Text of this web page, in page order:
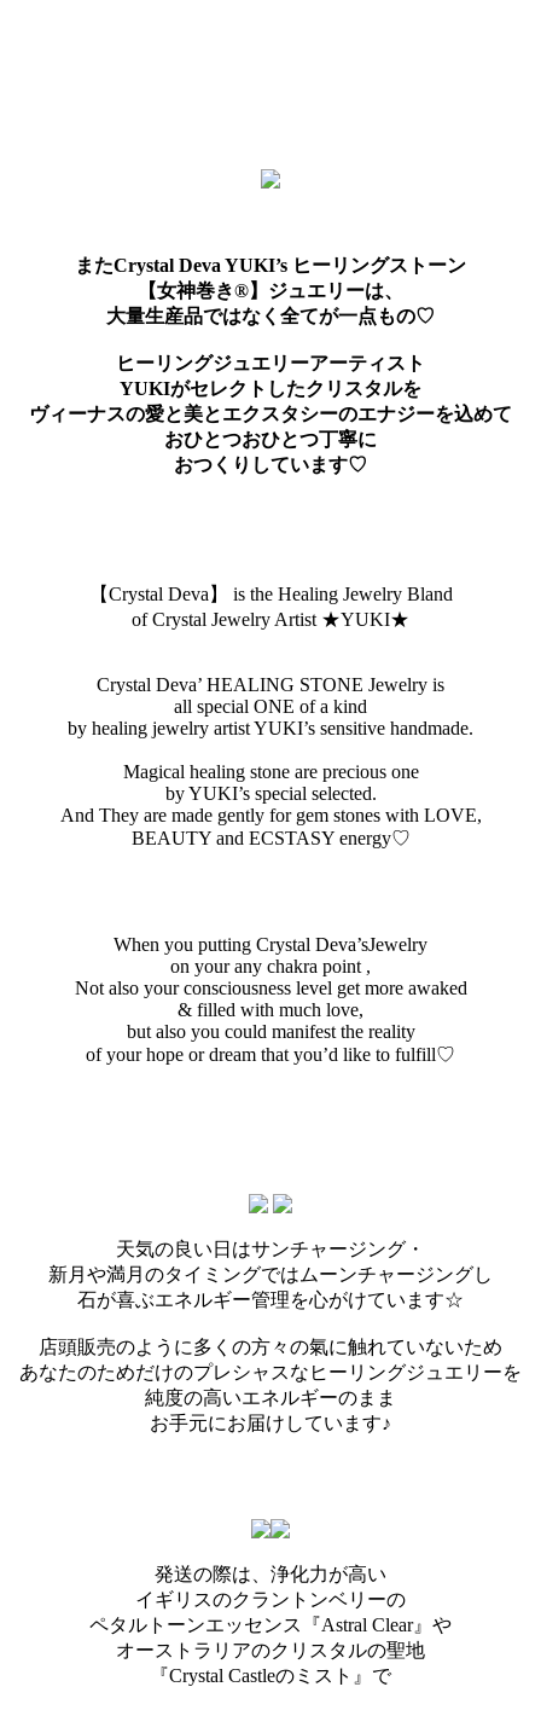
またCrystal Deva YUKI’s ヒーリングストーン
【女神巻き®】ジュエリーは、
大量生産品ではなく全てが一点もの♡
ヒーリングジュエリーアーティスト
YUKIがセレクトしたクリスタルを
ヴィーナスの愛と美とエクスタシーのエナジーを込めて
おひとつおひとつ丁寧に
おつくりしています♡
【Crystal Deva】 is the Healing Jewelry Bland
of Crystal Jewelry Artist ★YUKI★
Crystal Deva’ HEALING STONE Jewelry is
all special ONE of a kind
by healing jewelry artist YUKI’s sensitive handmade.
Magical healing stone are precious one
by YUKI’s special selected.
And They are made gently for gem stones with LOVE,
BEAUTY and ECSTASY energy♡
When you putting Crystal Deva’sJewelry
on your any chakra point ,
Not also your consciousness level get more awaked
& filled with much love,
but also you could manifest the reality
of your hope or dream that you’d like to fulfill♡
天気の良い日はサンチャージング・
新月や満月のタイミングではムーンチャージングし
石が喜ぶエネルギー管理を心がけています☆
店頭販売のように多くの方々の氣に触れていないため
あなたのためだけのプレシャスなヒーリングジュエリーを
純度の高いエネルギーのまま
お手元にお届けしています♪
発送の際は、浄化力が高い
イギリスのクラントンベリーの
ペタルトーンエッセンス『Astral Clear』や
オーストラリアのクリスタルの聖地
『Crystal Castleのミスト』で